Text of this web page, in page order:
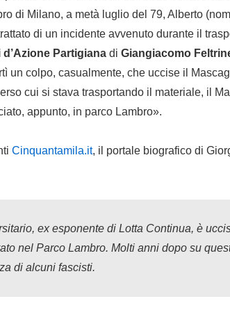
di Milano, a metà luglio del 79, Alberto
di un incidente avvenuto durante il
Partigiana di Giangiacomo
un colpo, casualmente, che uccise il
cui si stava trasportando il materiale, il
appunto, in parco Lambro».
Cinquantamila.it, il portale biografico di
ex esponente di Lotta Continua, è
nel Parco Lambro. Molti anni dopo su
di alcuni fascisti.